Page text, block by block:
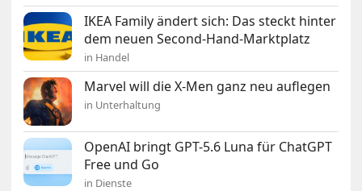
IKEA Family ändert sich: Das steckt hinter
dem neuen Second-Hand-Marktplatz
in Handel
Marvel will die X-Men ganz neu auflegen
in Unterhaltung
OpenAI bringt GPT-5.6 Luna für ChatGPT
Free und Go
in Dienste